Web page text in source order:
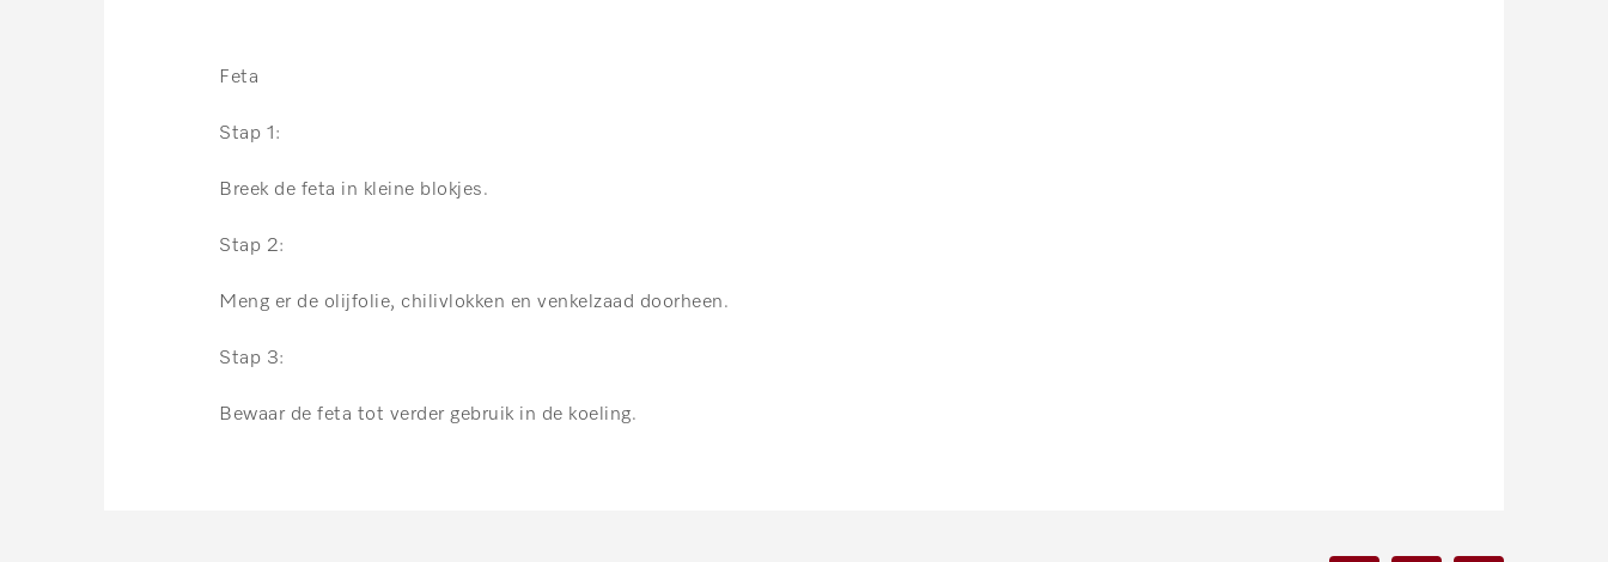
Feta
Stap 1:
Breek de feta in kleine blokjes.
Stap 2:
Meng er de olijfolie, chilivlokken en venkelzaad doorheen.
Stap 3:
Bewaar de feta tot verder gebruik in de koeling.